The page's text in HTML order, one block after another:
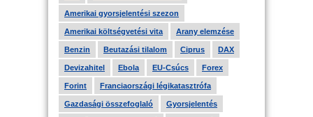
Amerikai gyorsjelentési szezon
Amerikai költségvetési vita Arany elemzése
Benzin Beutazási tilalom Ciprus DAX
Devizahitel Ebola EU-Csúcs Forex
Forint Franciaországi légikatasztrófa
Gazdasági összefoglaló Gyorsjelentés